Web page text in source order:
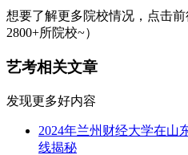
想要了解更多院校情况，点击前
2800+所院校~）
艺考相关文章
发现更多好内容
2024年兰州财经大学在山
线揭秘